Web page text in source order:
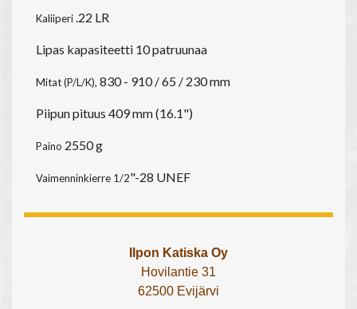
Kaliiperi.22 LR
Lipas kapasiteetti 10 patruunaa
Mitat (P/L/K), 830 - 910 / 65 / 230 mm
Piipun pituus 409 mm (16.1")
Paino 2550 g
Vaimenninkierre 1/2"-28 UNEF
Ilpon Katiska Oy
Hovilantie 31
62500 Evijärvi